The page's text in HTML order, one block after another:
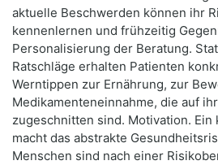
aktuelle Beschwerden können ihr
kennenlernen und frühzeitig
Personalisierung der Beratung.
Ratschläge erhalten Patienten
Werntippen zur Ernährung, zur
Medikamenteneinnahme, die auf
zugeschnitten sind. Motivation.
macht das abstrakte
Menschen sind nach einer